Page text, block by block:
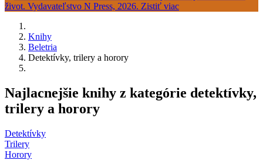
Knihy
Beletria
Detektívky, trilery a horory
Najlacnejšie knihy z kategórie detektívky,
trilery a horory
Detektívky
Trilery
Horory